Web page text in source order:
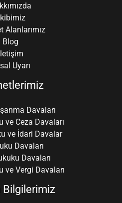
Alanlarımız
Blog
Uyarı
Davaları
ve Ceza Davaları
ve İdari Davalar
Davaları
Davaları
ve Vergi Davaları
Bilgilerimiz